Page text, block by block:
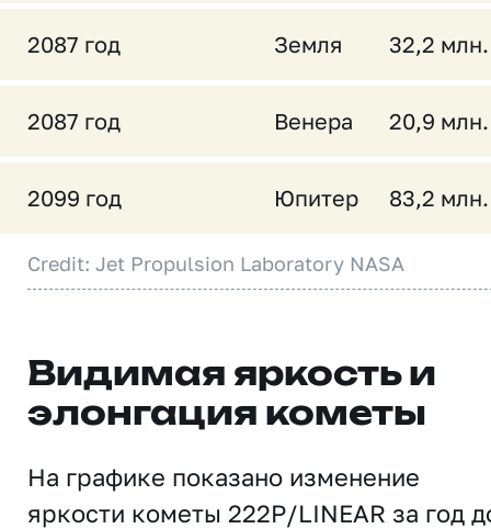
2087 год Земля 32,2
2087 год Венера 20,9
2099 год Юпитер 83,2
Credit: Jet Propulsion Laboratory NASA
Видимая яркость и
элонгация кометы
На графике показано изменение
яркости кометы 222P/LINEAR за год